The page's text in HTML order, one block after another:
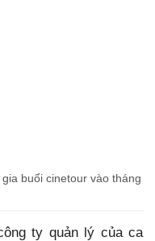
buổi cinetour vào tháng
ty quản lý của ca